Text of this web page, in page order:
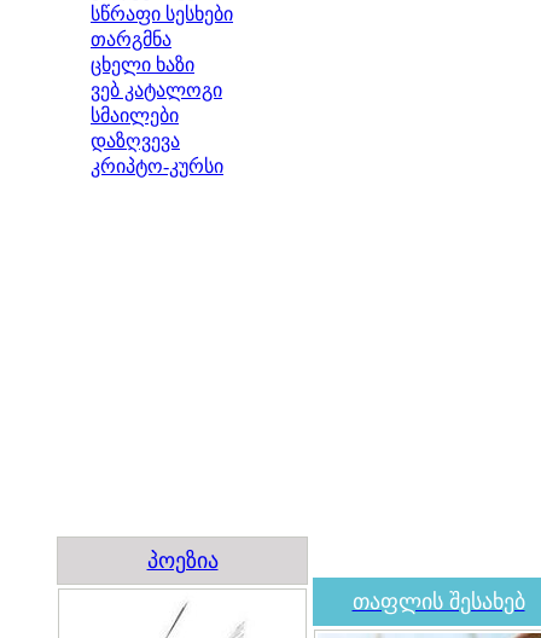
სწრაფი სესხები
თარგმნა
ცხელი ხაზი
ვებ კატალოგი
სმაილები
დაზღვევა
კრიპტო-კურსი
პოეზია
თაფლის შესახებ